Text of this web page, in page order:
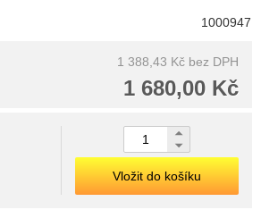
1000947
1 388,43 Kč bez DPH
1 680,00 Kč
Vložit do košíku